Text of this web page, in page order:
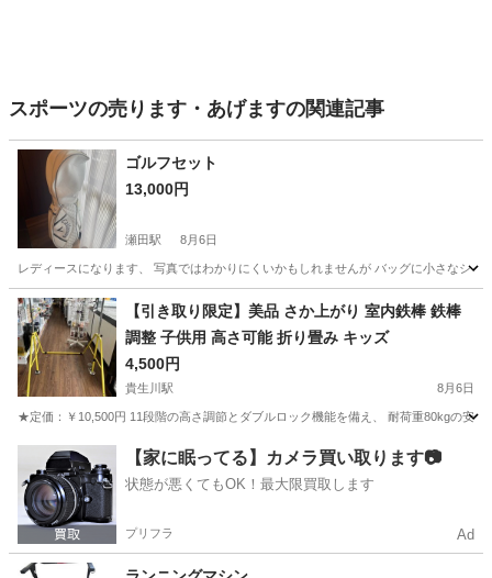
スポーツの売ります・あげますの関連記事
ゴルフセット
13,000円
瀬田駅 8月6日
レディースになります、 写真ではわかりにくいかもしれませんが バッグに小さなシ
滋賀 大津市 瀬田駅 スポーツ
【引き取り限定】美品 さか上がり 室内鉄棒 鉄棒
調整 子供用 高さ可能 折り畳み キッズ
4,500円
貴生川駅 8月6日
★定価：￥10,500円 11段階の高さ調節とダブルロック機能を備え、 耐荷重80kgの安
甲賀市 貴生川駅 フィットネス、トレーニング
【家に眠ってる】カメラ買い取ります📷
状態が悪くてもOK！最大限買取します
プリフラ Ad